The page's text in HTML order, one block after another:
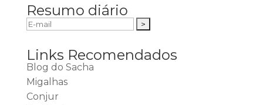
Resumo diário
Links Recomendados
Blog do Sacha
Migalhas
Conjur